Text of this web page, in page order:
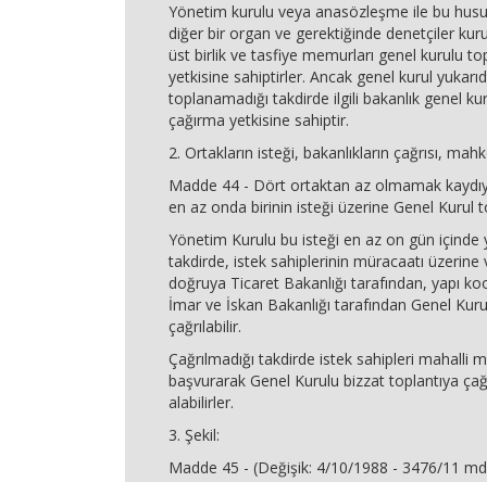
Yönetim kurulu veya anasözleşme ile bu
diğer bir organ ve gerektiğinde denetçiler
üst birlik ve tasfiye memurları genel kurulu
yetkisine sahiptirler. Ancak genel kurul
toplanamadığı takdirde ilgili bakanlık genel
çağırma yetkisine sahiptir.
2. Ortakların isteği, bakanlıkların çağrısı,
Madde 44 - Dört ortaktan az olmamak
en az onda birinin isteği üzerine Genel Kurul
Yönetim Kurulu bu isteği en az on gün içinde
takdirde, istek sahiplerinin müracaatı üzerine
doğruya Ticaret Bakanlığı tarafından, yapı
İmar ve İskan Bakanlığı tarafından Genel
çağrılabilir.
Çağrılmadığı takdirde istek sahipleri mahalli
başvurarak Genel Kurulu bizzat toplantıya
alabilirler.
3. Şekil:
Madde 45 - (Değişik: 4/10/1988 - 3476/11